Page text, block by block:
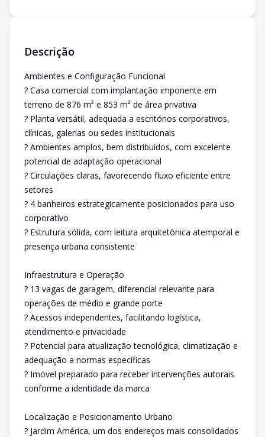
Descrição
Ambientes e Configuração Funcional
? Casa comercial com implantação imponente em
terreno de 876 m² e 853 m² de área privativa
? Planta versátil, adequada a escritórios corporativos,
clínicas, galerias ou sedes institucionais
? Ambientes amplos, bem distribuídos, com excelente
potencial de adaptação operacional
? Circulações claras, favorecendo fluxo eficiente entre
setores
? 4 banheiros estrategicamente posicionados para uso
corporativo
? Estrutura sólida, com leitura arquitetônica atemporal e
presença urbana consistente
Infraestrutura e Operação
? 13 vagas de garagem, diferencial relevante para
operações de médio e grande porte
? Acessos independentes, facilitando logística,
atendimento e privacidade
? Potencial para atualização tecnológica, climatização e
adequação a normas específicas
? Imóvel preparado para receber intervenções autorais
conforme a identidade da marca
Localização e Posicionamento Urbano
? Jardim América, um dos endereços mais consolidados